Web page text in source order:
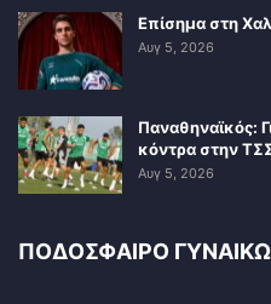
Επίσημα στη
Αυγ 5, 2026
Παναθηναϊκός:
κόντρα στην
Αυγ 5, 2026
ΠΟΔΟΣΦΑΙΡΟ